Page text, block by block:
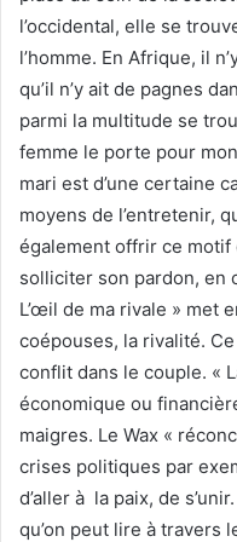
l’occidental, elle se
l’homme. En Afrique, il
qu’il n’y ait de pagnes
parmi la multitude se
femme le porte pour
mari est d’une certaine
moyens de l’entretenir,
également offrir ce motif
solliciter son pardon, en
L’œil de ma rivale » met
coépouses, la rivalité.
conflit dans le couple. «
économique ou
maigres. Le Wax «
crises politiques par
d’aller à la paix, de
qu’on peut lire à travers